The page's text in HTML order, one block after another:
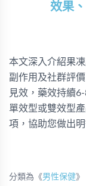
效果
本文深入介紹果
副作用及社群評
見效，藥效持續
單效型或雙效型
項，協助您做出
分類為《男性保健》